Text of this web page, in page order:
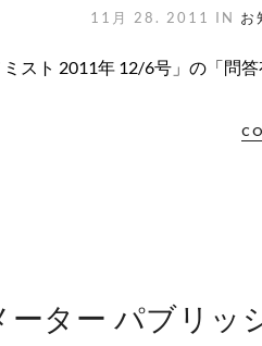
11月 28. 2011 IN お
スト 2011年 12/6号」の「問
ーター パブリッ